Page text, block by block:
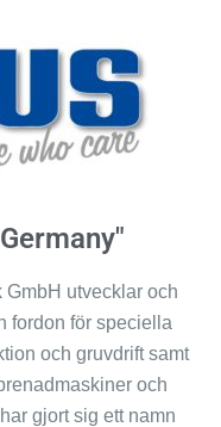
utvecklar och
fordon för speciella
och gruvdrift samt
och
gjort sig ett namn